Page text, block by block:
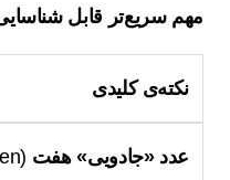
مهم سریع‌تر قابل
نکته‌ی کلیدی
عدد «جادویی» هفت (Magical Number Seven)